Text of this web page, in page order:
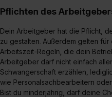
Pflichten des
Dein Arbeitgeber hat die Pflicht,
zu gestalten. Außerdem gelten
Arbeitszeit-Regeln, die dein
Arbeitgeber darf nicht einfach
Schwangerschaft erzählen,
wie Personalsachbearbeitern
Bist du minderjährig, darf deine